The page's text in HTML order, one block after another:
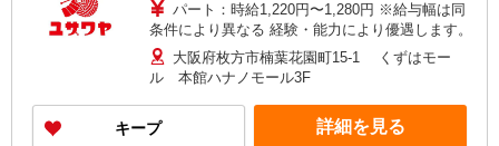
パート：時給1,220円〜1,280円 ※給与幅は同
条件により異なる 経験・能力により優遇します。
大阪府枚方市楠葉花園町15-1 くずはモー
ル 本館ハナノモール3F
キープ 詳細を見る